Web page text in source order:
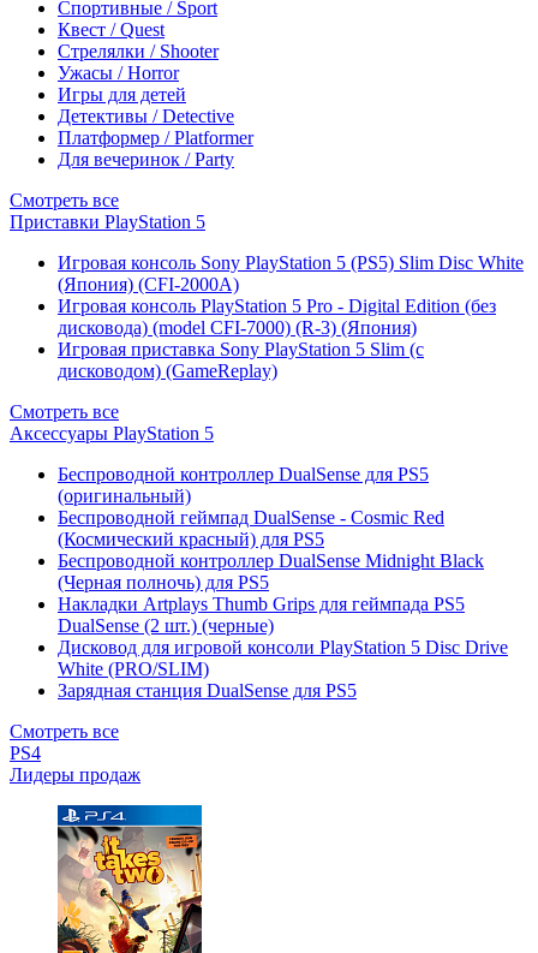
Спортивные / Sport
Квест / Quest
Стрелялки / Shooter
Ужасы / Horror
Игры для детей
Детективы / Detective
Платформер / Platformer
Для вечеринок / Party
Смотреть все
Приставки PlayStation 5
Игровая консоль Sony PlayStation 5 (PS5) Slim Disc White
(Япония) (CFI-2000A)
Игровая консоль PlayStation 5 Pro - Digital Edition (без
дисковода) (model CFI-7000) (R-3) (Япония)
Игровая приставка Sony PlayStation 5 Slim (с
дисководом) (GameReplay)
Смотреть все
Аксессуары PlayStation 5
Беспроводной контроллер DualSense для PS5
(оригинальный)
Беспроводной геймпад DualSense - Cosmic Red
(Космический красный) для PS5
Беспроводной контроллер DualSense Midnight Black
(Черная полночь) для PS5
Накладки Artplays Thumb Grips для геймпада PS5
DualSense (2 шт.) (черные)
Дисковод для игровой консоли PlayStation 5 Disc Drive
White (PRO/SLIM)
Зарядная станция DualSense для PS5
Смотреть все
PS4
Лидеры продаж